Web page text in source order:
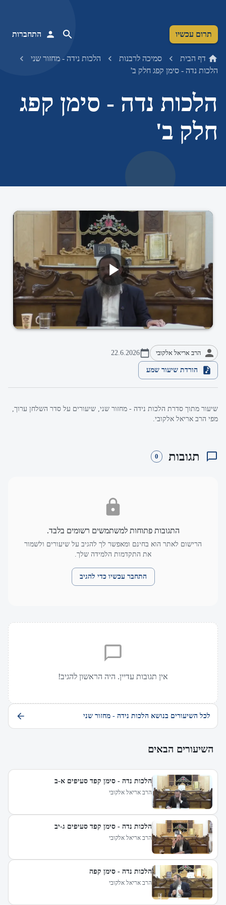
תרום עכשיו התחברות
דף הבית סמיכה לרבנות
הלכות נידה - מחזור שני
הלכות נדה - סימן קפג חלק ב'
הלכות נדה - סימן קפג
חלק ב'
הרב אריאל אלקובי 22.6.2026
הורדת שיעור שמע
שיעור מתוך סדרת הלכות נידה - מחזור שני, שיעורים על סדר השלחן ערוך,
מפי הרב אריאל אלקובי.
תגובות 0
התגובות פתוחות למשתמשים רשומים בלבד.
הרישום לאתר הוא בחינם ומאפשר לך להגיב על שיעורים ולשמור
את התקדמות הלמידה שלך.
התחבר עכשיו כדי להגיב
אין תגובות עדיין. היה הראשון להגיב!
לכל השיעורים בנושא הלכות נידה - מחזור שני
השיעורים הבאים
הלכות נדה - סימן קפד סעיפים א-ב
הרב אריאל אלקובי
הלכות נדה - סימן קפד סעיפים ג-יב
הרב אריאל אלקובי
הלכות נדה - סימן קפה
הרב אריאל אלקובי